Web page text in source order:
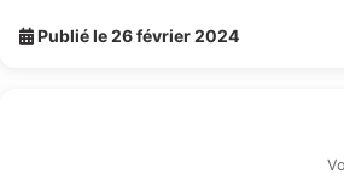
Publié le 26 février 2024